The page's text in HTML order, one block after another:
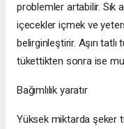
problemler artabilir. Sık
içecekler içmek ve
belirginleştirir. Aşırı
tükettikten sonra ise
Bağımlılık yaratır
Yüksek miktarda şeker